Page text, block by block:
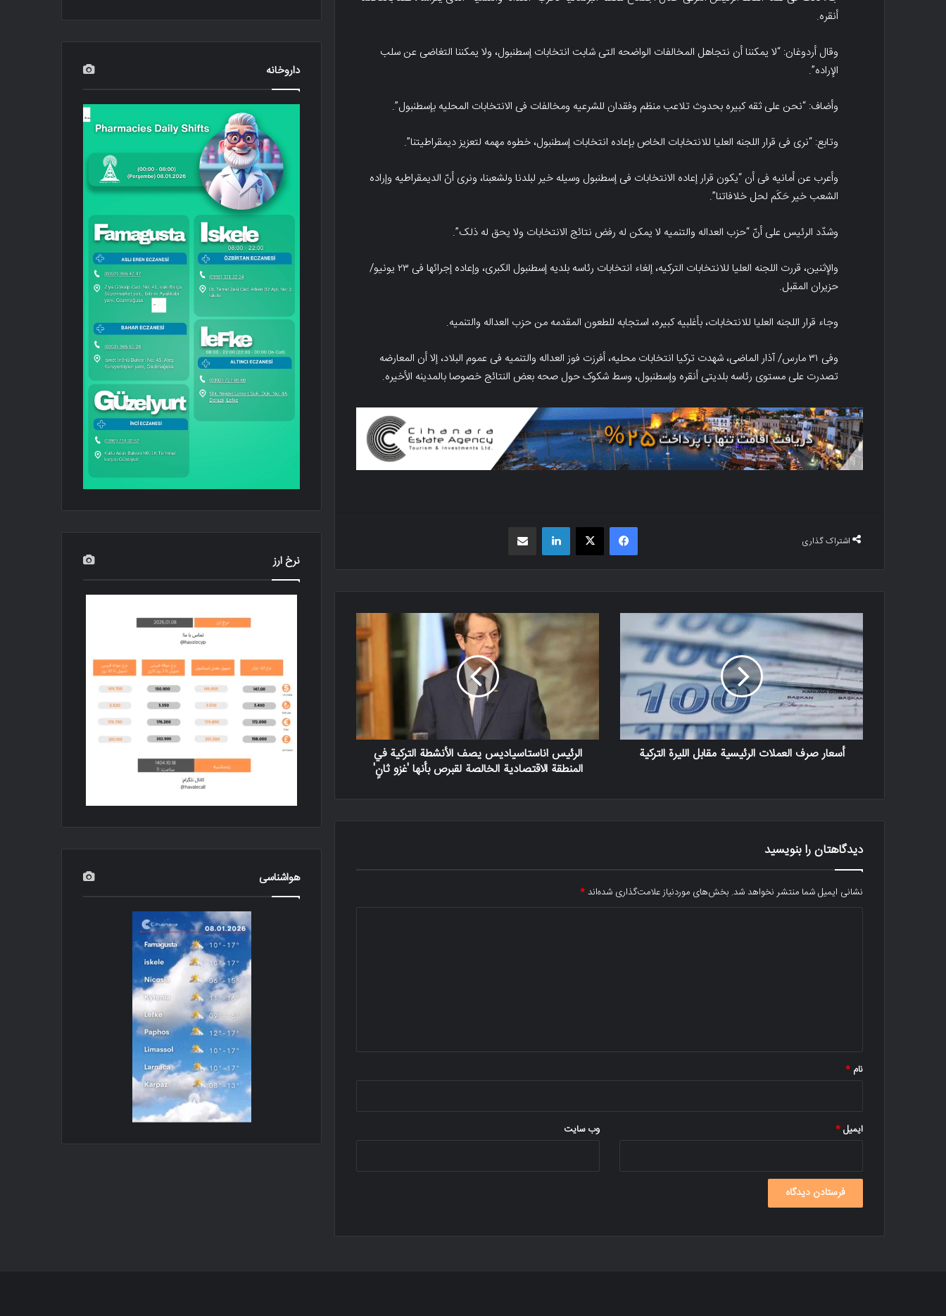
أنقره.
وقال أردوغان: “لا یمکننا أن نتجاهل المخالفات الواضحه التی شابت انتخابات إسطنبول، ولا یمکننا التغاضی عن سلب
الإراده”.
وأضاف: “نحن على ثقه کبیره بحدوث تلاعب منظم وفقدان للشرعیه ومخالفات فی الانتخابات المحلیه بإسطنبول”.
وتابع: “نرى فی قرار اللجنه العلیا للانتخابات الخاص بإعاده انتخابات إسطنبول، خطوه مهمه لتعزیز دیمقراطیتنا”.
وأعرب عن أمانیه فی أن “یکون قرار إعاده الانتخابات فی إسطنبول وسیله خیر لبلدنا ولشعبنا، ونرى أنّ الدیمقراطیه وإراده
الشعب خیر حَکَم لحل خلافاتنا”.
وشدّد الرئیس على أنّ “حزب العداله والتنمیه لا یمکن له رفض نتائج الانتخابات ولا یحق له ذلک”.
والإثنین، قررت اللجنه العلیا للانتخابات الترکیه، إلغاء انتخابات رئاسه بلدیه إسطنبول الکبرى، وإعاده إجرائها فی ۲۳ یونیو/
حزیران المقبل.
وجاء قرار اللجنه العلیا للانتخابات، بأغلبیه کبیره، استجابه للطعون المقدمه من حزب العداله والتنمیه.
وفی ۳۱ مارس/ آذار الماضی، شهدت ترکیا انتخابات محلیه، أفرزت فوز العداله والتنمیه فی عموم البلاد، إلا أن المعارضه
تصدرت على مستوى رئاسه بلدیتی أنقره وإسطنبول، وسط شکوک حول صحه بعض النتائج خصوصا بالمدینه الأخیره.
اشتراک گذاری
فیسبوک X
أسعار صرف العملات الرئيسية مقابل الليرة التركية
الرئيس اناستاسياديس يصف الأنشطة التركية في
المنطقة الاقتصادية الخالصة لقبرص بأنها 'غزو ثانٍ'
دیدگاهتان را بنویسید
نشانی ایمیل شما منتشر نخواهد شد. بخش‌های موردنیاز علامت‌گذاری شده‌اند*
نام *
ایمیل* وب‌ سایت
داروخانه
نرخ ارز
هواشناسی